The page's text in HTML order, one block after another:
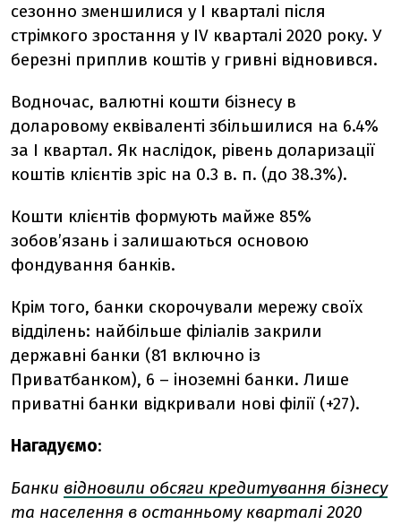
сезонно зменшилися у I кварталі після
стрімкого зростання у IV кварталі 2020 року. У
березні приплив коштів у гривні відновився.
Водночас, валютні кошти бізнесу в
доларовому еквіваленті збільшилися на 6.4%
за І квартал. Як наслідок, рівень доларизації
коштів клієнтів зріс на 0.3 в. п. (до 38.3%).
Кошти клієнтів формують майже 85%
зобов’язань і залишаються основою
фондування банків.
Крім того, банки скорочували мережу своїх
відділень: найбільше філіалів закрили
державні банки (81 включно із
Приватбанком), 6 – іноземні банки. Лише
приватні банки відкривали нові філії (+27).
Нагадуємо:
Банки відновили обсяги кредитування бізнесу
та населення в останньому кварталі 2020